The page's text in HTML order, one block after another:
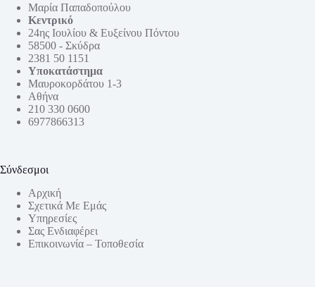
Μαρία Παπαδοπούλου
Κεντρικό
24ης Ιουλίου & Ευξείνου Πόντου
58500 - Σκύδρα
2381 50 1151
Υποκατάστημα
Μαυροκορδάτου 1-3
Αθήνα
210 330 0600
6977866313
Σύνδεσμοι
Αρχική
Σχετικά Με Εμάς
Υπηρεσίες
Σας Ενδιαφέρει
Επικοινωνία – Τοποθεσία